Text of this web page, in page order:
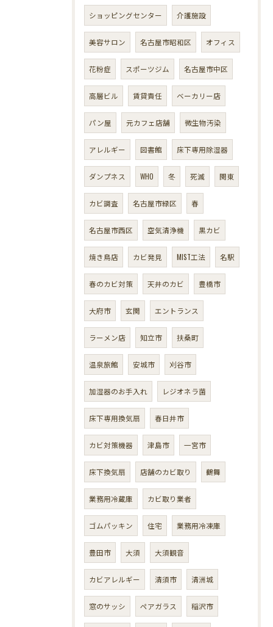
ショッピングセンター 介護施設
美容サロン 名古屋市昭和区 オフィス
花粉症 スポーツジム 名古屋市中区
高層ビル 賃貸責任 ベーカリー店
パン屋 元カフェ店舗 微生物汚染
アレルギー 図書館 床下専用除湿器
ダンプネス WHO 冬 死滅 関東
カビ調査 名古屋市緑区 春
名古屋市西区 空気清浄機 黒カビ
焼き鳥店 カビ発見 MIST工法 名駅
春のカビ対策 天井のカビ 豊橋市
大府市 玄関 エントランス
ラーメン店 知立市 扶桑町
温泉旅館 安城市 刈谷市
加湿器のお手入れ レジオネラ菌
床下専用換気扇 春日井市
カビ対策機器 津島市 一宮市
床下換気扇 店舗のカビ取り 鶴舞
業務用冷蔵庫 カビ取り業者
ゴムパッキン 住宅 業務用冷凍庫
豊田市 大須 大須観音
カビアレルギー 清須市 清洲城
窓のサッシ ペアガラス 稲沢市